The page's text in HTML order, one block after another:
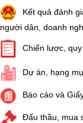
Kết quả đánh
người dân, doanh
Chiến lược,
Dự án, hạng
Báo cáo và
Đấu thầu, mua